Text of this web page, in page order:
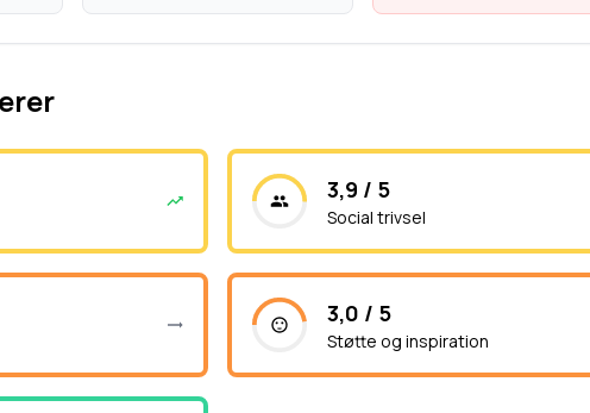
3,9 / 5
Social trivsel
3,0 / 5
Støtte og inspiration